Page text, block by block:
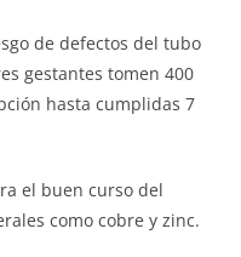
de defectos del tubo
gestantes tomen 400
hasta cumplidas 7
el buen curso del
como cobre y zinc.